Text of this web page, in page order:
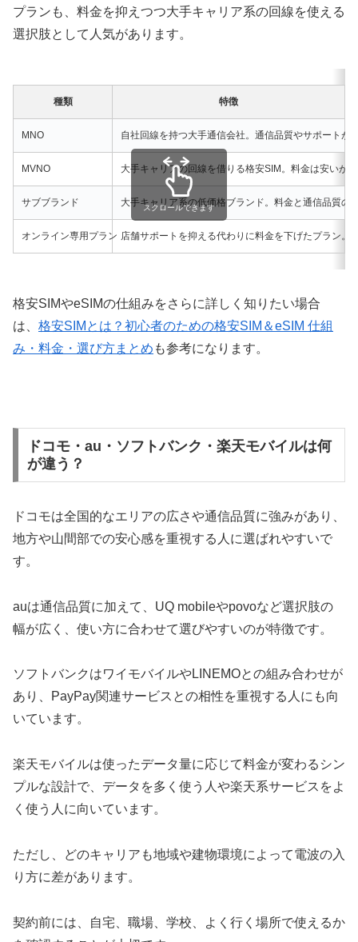
プランも、料金を抑えつつ大手キャリア系の回線を使える
選択肢として人気があります。
種類 特徴
MNO 自社回線を持つ大手通信会社。通信品質やサポートが
MVNO 大手キャリアの回線を借りる格安SIM。料金は安いが
サブブランド 大手キャリア系の低価格ブランド。料金と通信品質の
オンライン専用プラン 店舗サポートを抑える代わりに料金を下げたプラン。
スクロールできます
格安SIMやeSIMの仕組みをさらに詳しく知りたい場合
は、 格安SIMとは？初心者のための格安SIM＆eSIM 仕組
み・料金・選び方まとめ も参考になります。
ドコモ・au・ソフトバンク・楽天モバイルは何
が違う？
ドコモは全国的なエリアの広さや通信品質に強みがあり、
地方や山間部での安心感を重視する人に選ばれやすいで
す。
auは通信品質に加えて、UQ mobileやpovoなど選択肢の
幅が広く、使い方に合わせて選びやすいのが特徴です。
ソフトバンクはワイモバイルやLINEMOとの組み合わせが
あり、PayPay関連サービスとの相性を重視する人にも向
いています。
楽天モバイルは使ったデータ量に応じて料金が変わるシン
プルな設計で、データを多く使う人や楽天系サービスをよ
く使う人に向いています。
ただし、どのキャリアも地域や建物環境によって電波の入
り方に差があります。
契約前には、自宅、職場、学校、よく行く場所で使えるか